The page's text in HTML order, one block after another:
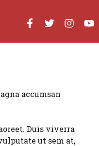
accumsan
Duis viverra
ut sem at,